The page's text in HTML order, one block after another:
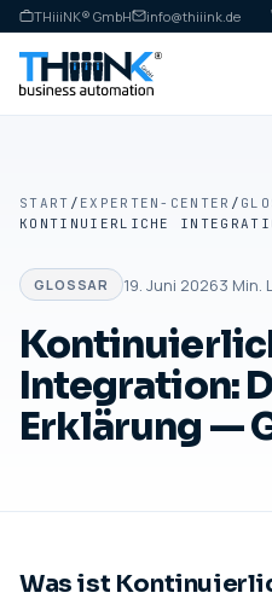
THiiiNK® GmbH info@thiiink.de
START / EXPERTEN-CENTER /
GLOSSAR 19. Juni 20263 Min.
Integration:
Erklärung —
Was ist